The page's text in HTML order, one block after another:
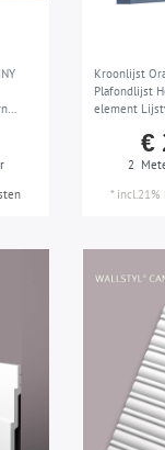
Kroonlijst
Plafondlijst
element
€
2
* incl.21%